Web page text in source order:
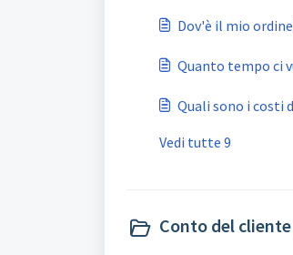
Dov'è il mio
Quanto tempo ci
Quali sono i costi
Vedi tutte 9
Conto del